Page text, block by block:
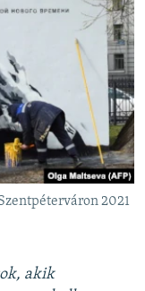
2021
akik